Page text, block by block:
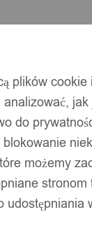
plików cookie
do
możemy
udostępniania